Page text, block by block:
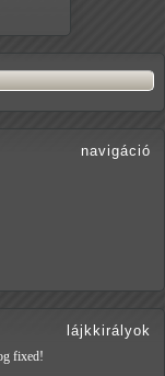
navigáció
lájkkirályok
fixed!